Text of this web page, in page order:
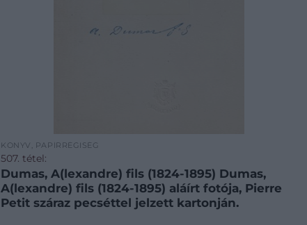
KÖNYV, PAPÍRRÉGISÉG
507. tétel:
Dumas, A(lexandre) fils (1824-1895) Dumas,
A(lexandre) fils (1824-1895) aláírt fotója, Pierre
Petit száraz pecséttel jelzett kartonján.